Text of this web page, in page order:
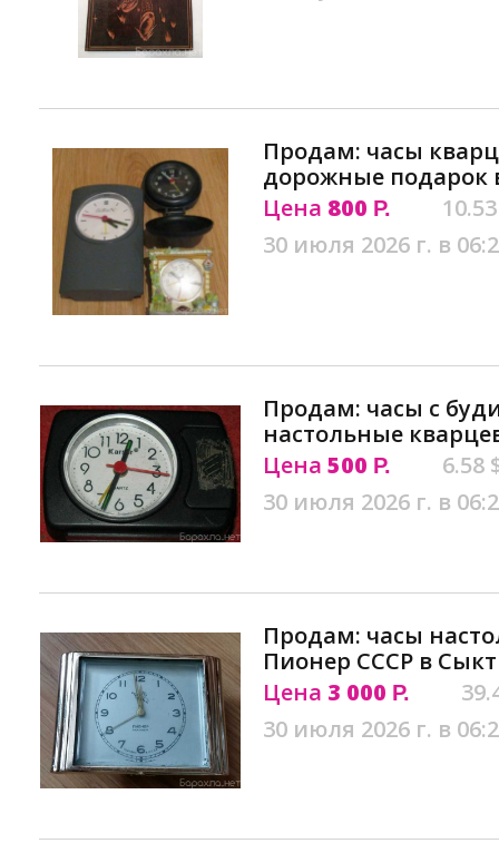
Продам: часы
дорожные подарок
Цена 800 Р.
30 июля 2026 г. в
Продам: часы с
настольные
Цена 500 Р.
6.58
30 июля 2026 г. в
Продам: часы
Пионер СССР в
Цена 3 000 Р.
30 июля 2026 г. в